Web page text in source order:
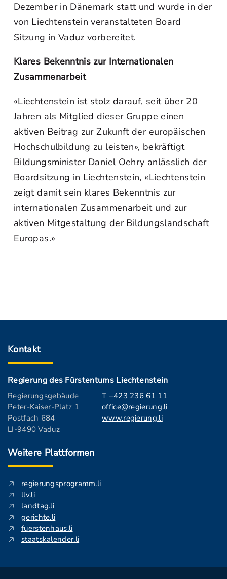
Dezember in Dänemark statt und wurde in der
von Liechtenstein veranstalteten Board
Sitzung in Vaduz vorbereitet.
Klares Bekenntnis zur Internationalen
Zusammenarbeit
«Liechtenstein ist stolz darauf, seit über 20
Jahren als Mitglied dieser Gruppe einen
aktiven Beitrag zur Zukunft der europäischen
Hochschulbildung zu leisten», bekräftigt
Bildungsminister Daniel Oehry anlässlich der
Boardsitzung in Liechtenstein, «Liechtenstein
zeigt damit sein klares Bekenntnis zur
internationalen Zusammenarbeit und zur
aktiven Mitgestaltung der Bildungslandschaft
Europas.»
Kontakt
Regierung des Fürstentums Liechtenstein
Regierungsgebäude
Peter-Kaiser-Platz 1
Postfach 684
LI-9490 Vaduz
T +423 236 61 11
office@regierung.li
www.regierung.li
Weitere Plattformen
regierungsprogramm.li
llv.li
landtag.li
gerichte.li
fuerstenhaus.li
staatskalender.li